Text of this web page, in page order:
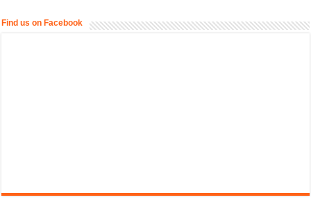
Find us on Facebook